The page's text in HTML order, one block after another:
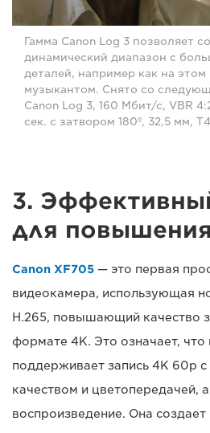
Гамма Canon Log 3 позволяет
динамический диапазон с
деталей, например как на этом
музыкантом. Снято со
Canon Log 3, 160 Мбит/с, VBR
сек. с затвором 180º, 32,5 мм,
3.
для
Canon XF705 — это первая
видеокамера, использующая
H.265, повышающий качество
формате 4K. Это означает, что
поддерживает запись 4K 60p
качеством и цветопередачей,
воспроизведение. Она